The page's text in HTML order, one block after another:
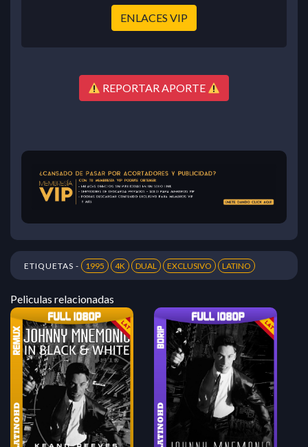
ENLACES VIP
REPORTAR APORTE
ETIQUETAS - 1995 4K DUAL EXCLUSIVO LATINO
Peliculas relacionadas